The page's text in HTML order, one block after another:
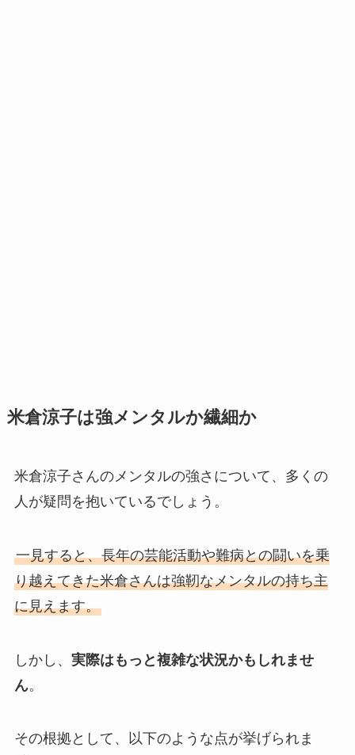
米倉涼子は強メンタルか繊細か
米倉涼子さんのメンタルの強さについて、多くの
人が疑問を抱いているでしょう。
一見すると、長年の芸能活動や難病との闘いを乗
り越えてきた米倉さんは強靭なメンタルの持ち主
に見えます。
しかし、 実際はもっと複雑な状況かもしれませ
ん。
その根拠として、以下のような点が挙げられま